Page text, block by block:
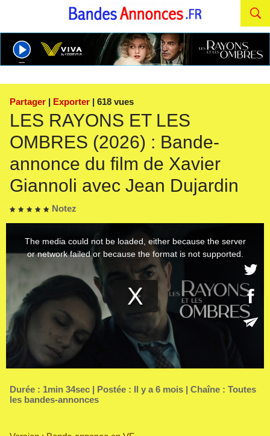
Partager | Exporter | 618 vues
LES RAYONS ET LES
OMBRES (2026) : Bande-
annonce du film de Xavier
Giannoli avec Jean Dujardin
Notez
Durée : 1min 34sec | Postée : Il y a 6 mois | Chaîne : Toutes
les bandes-annonces